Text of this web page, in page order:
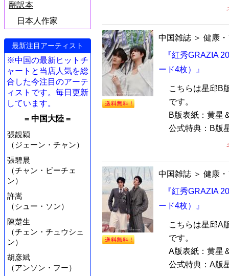
翻訳本
日本人作家
最新注目アーティスト
※中国の最新ヒットチ
ャートと当店人気を総
合した今注目のアーテ
ィストです。毎日更新
しています。
= 中国大陸 =
張靚穎
（ジェーン・チャン）
張碧晨
（チャン・ビーチェ
ン）
許嵩
（シュー・ソン）
陳楚生
（チェン・チュウシェ
ン）
胡彦斌
（アンソン・フー）
中国雑誌 ＞ 健康
『紅秀GRAZIA
ード4枚）』
こちらは星邱B
です。
B版表紙：黄星
公式特典：B版
中国雑誌 ＞ 健康
『紅秀GRAZIA
ード4枚）』
こちらは星邱A
です。
A版表紙：黄星
公式特典：A版